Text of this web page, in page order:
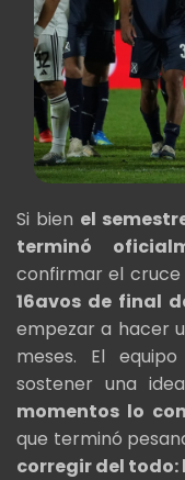
Si bien el
terminó
confirmar el cruce
16avos de final
empezar a hacer
meses. El
sostener una
momentos lo
que terminó
corregir del todo: